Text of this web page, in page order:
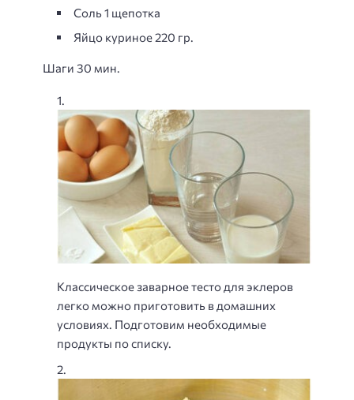
Соль 1 щепотка
Яйцо куриное 220 гр.
Шаги 30 мин.
Классическое заварное тесто для эклеров
легко можно приготовить в домашних
условиях. Подготовим необходимые
продукты по списку.